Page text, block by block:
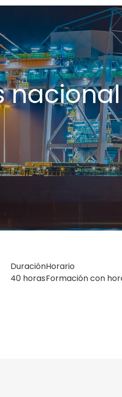
Duración
40 horas
Horario
Formación con